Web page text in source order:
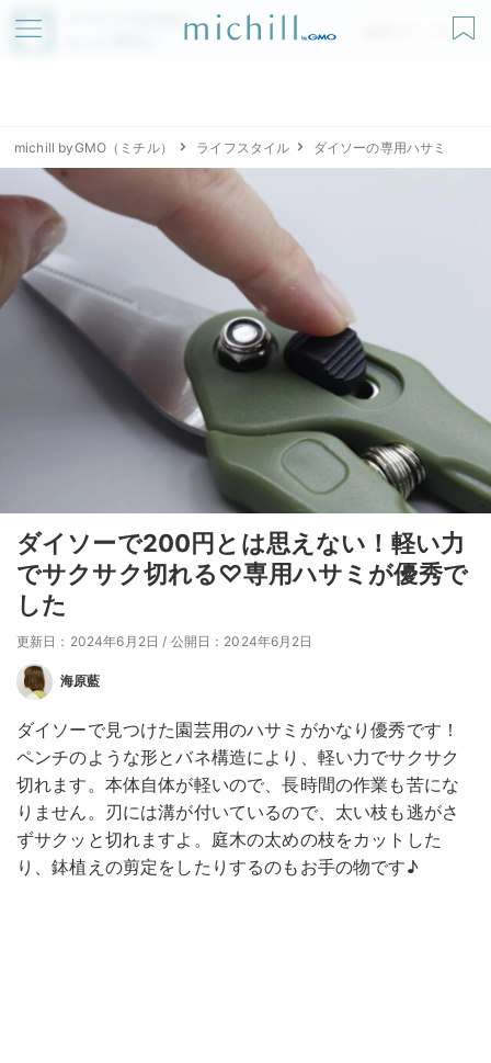
アプリでmichillが
無料ダウンロード
michill byGMO（ミチル） ライフスタイル ダイソーの専用ハサミ
ダイソーで200円とは思えない！軽い力
でサクサク切れる♡専用ハサミが優秀で
した
更新日：2024年6月2日 / 公開日：2024年6月2日
海原藍
ダイソーで見つけた園芸用のハサミがかなり優秀です！
ペンチのような形とバネ構造により、軽い力でサクサク
切れます。本体自体が軽いので、長時間の作業も苦にな
りません。刃には溝が付いているので、太い枝も逃がさ
ずサクッと切れますよ。庭木の太めの枝をカットした
り、鉢植えの剪定をしたりするのもお手の物です♪